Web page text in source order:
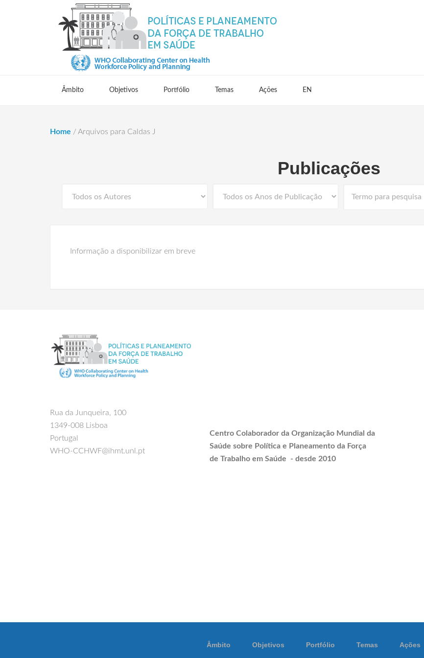
Âmbito Objetivos Portfólio Temas Ações EN
Home / Arquivos para Caldas J
Publicações
Informação a disponibilizar em breve
Rua da Junqueira, 100
1349-008 Lisboa
Portugal
WHO-CCHWF@ihmt.unl.pt
Centro Colaborador da Organização Mundial da
Saúde sobre Política e Planeamento da Força
de Trabalho em Saúde - desde 2010
Âmbito Objetivos Portfólio Temas Ações